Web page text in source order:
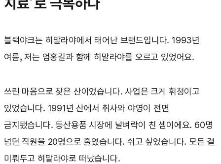
블랙야크는 히말라야에서 태어난 브랜드입니다. 1993년
여름, 저는 엄홍길과 함께 히말라야를 오르고 있었어요.
쓰린 마음으로 찾은 산이었습니다. 사업은 크게 휘청이고
있었습니다. 1991년 산에서 취사와 야영이 전면
금지됐습니다. 등산용품 시장에 날벼락이 친 셈이에요. 60명
넘던 직원을 20명으로 줄였습니다. 쉬고 싶었습니다. 모든 걸
미뤄두고 히말라야로 떠났습니다.